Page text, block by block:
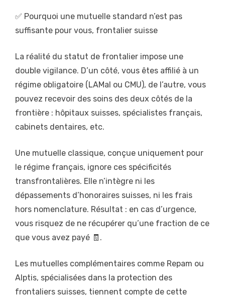
✅ Pourquoi une mutuelle standard n’est pas
suffisante pour vous, frontalier suisse
La réalité du statut de frontalier impose une
double vigilance. D’un côté, vous êtes affilié à un
régime obligatoire (LAMal ou CMU), de l’autre, vous
pouvez recevoir des soins des deux côtés de la
frontière : hôpitaux suisses, spécialistes français,
cabinets dentaires, etc.
Une mutuelle classique, conçue uniquement pour
le régime français, ignore ces spécificités
transfrontalières. Elle n’intègre ni les
dépassements d’honoraires suisses, ni les frais
hors nomenclature. Résultat : en cas d’urgence,
vous risquez de ne récupérer qu’une fraction de ce
que vous avez payé 🧾.
Les mutuelles complémentaires comme Repam ou
Alptis, spécialisées dans la protection des
frontaliers suisses, tiennent compte de cette